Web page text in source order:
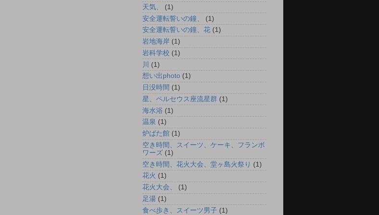
天気、
(1)
安全運転誓いの鐘、
(1)
安全運転誓いの鐘、花 (1)
岩地海岸 (1)
岩科学校 (1)
川
(1)
想い出photo (1)
日没時間 (1)
星、ペルセウス座流星群 (1)
海水浴 (1)
温泉 (1)
炉ばた館 (1)
空き時間、スイーツ、ケーキ、フランボ
ワーズ (1)
空き時間、花火大会、堂ヶ島火祭り (1)
花火 (1)
花火大会、
(1)
足湯 (1)
食べ歩き、スイーツ男子 (1)